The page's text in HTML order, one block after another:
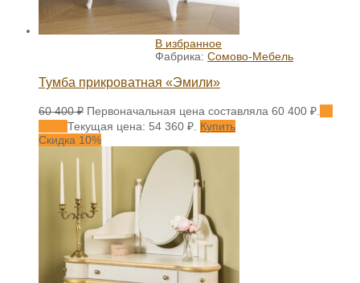
В избранное
Фабрика: Сомово-Мебель
Тумба прикроватная «Эмили»
60 400₽ Первоначальная цена составляла 60 400 ₽.
Текущая цена: 54 360 ₽. Купить
Скидка 10%